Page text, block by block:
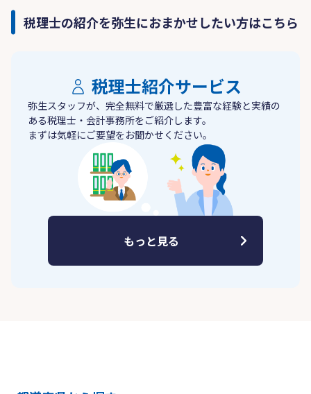
税理士の紹介を弥生におまかせしたい方はこちら
税理士紹介サービス
弥生スタッフが、完全無料で厳選した豊富な経験と実績の
ある税理士・会計事務所をご紹介します。
まずは気軽にご要望をお聞かせください。
もっと見る